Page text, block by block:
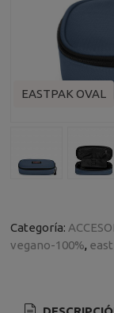
EASTPAK OVAL
Categoría:
vegano-100%